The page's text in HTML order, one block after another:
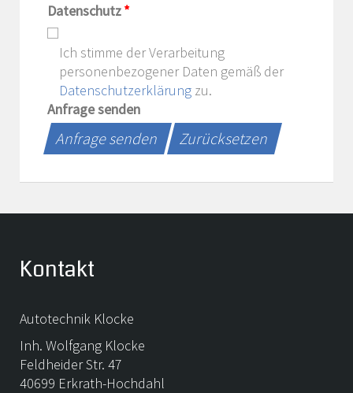
Datenschutz*
Ich stimme der Verarbeitung
personenbezogener Daten gemäß der
Datenschutzerklärung zu.
Anfrage senden
Anfrage senden Zurücksetzen
Kontakt
Autotechnik Klocke
Inh. Wolfgang Klocke
Feldheider Str. 47
40699 Erkrath-Hochdahl